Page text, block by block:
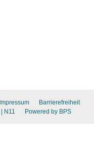
Impressum
Barrierefreiheit
| N11 Powered by BPS